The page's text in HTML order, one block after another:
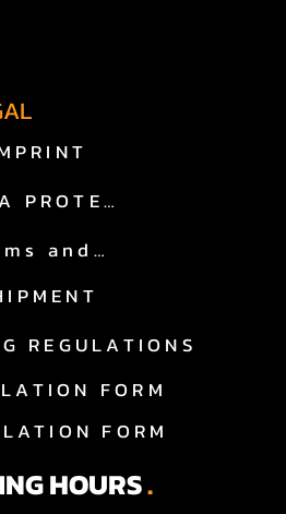
DATA PROTECTION
Terms and Conditions
REGULATIONS
FORM
FORM
HOURS.